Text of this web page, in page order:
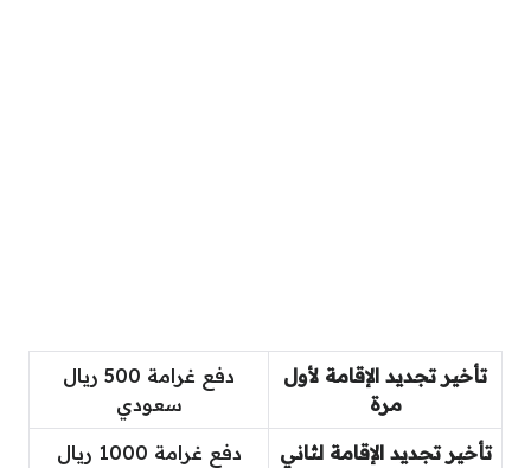
تأخير تجديد الإقامة لأول
مرة
دفع غرامة 500 ريال
سعودي
تأخير تجديد الإقامة لثاني
دفع غرامة 1000 ريال